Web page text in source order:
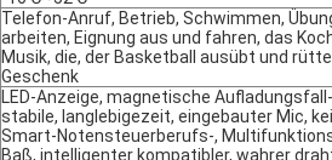
Telefon-Anruf, Betrieb, Schwimmen,
arbeiten, Eignung aus und fahren, das
Musik, die, der Basketball ausübt und
Geschenk
LED-Anzeige, magnetische
stabile, langlebigezeit, eingebauter Mic,
Smart-Notensteuerberufs-,
Baß, intelligenter kompatibler, wahrer